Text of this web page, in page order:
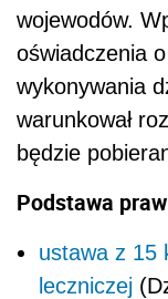
wojewodów.
oświadczenia
wykonywania
warunkował
będzie
Podstawa
ustawa z 15
leczniczej